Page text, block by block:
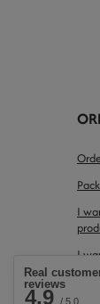
I
I
I
Real
reviews
4.9 / 5.0